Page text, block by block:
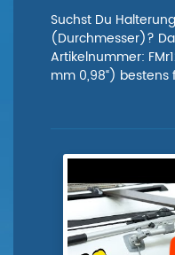
Suchst Du
(Durchmesser)?
Artikelnummer:
mm 0,98“) bestens